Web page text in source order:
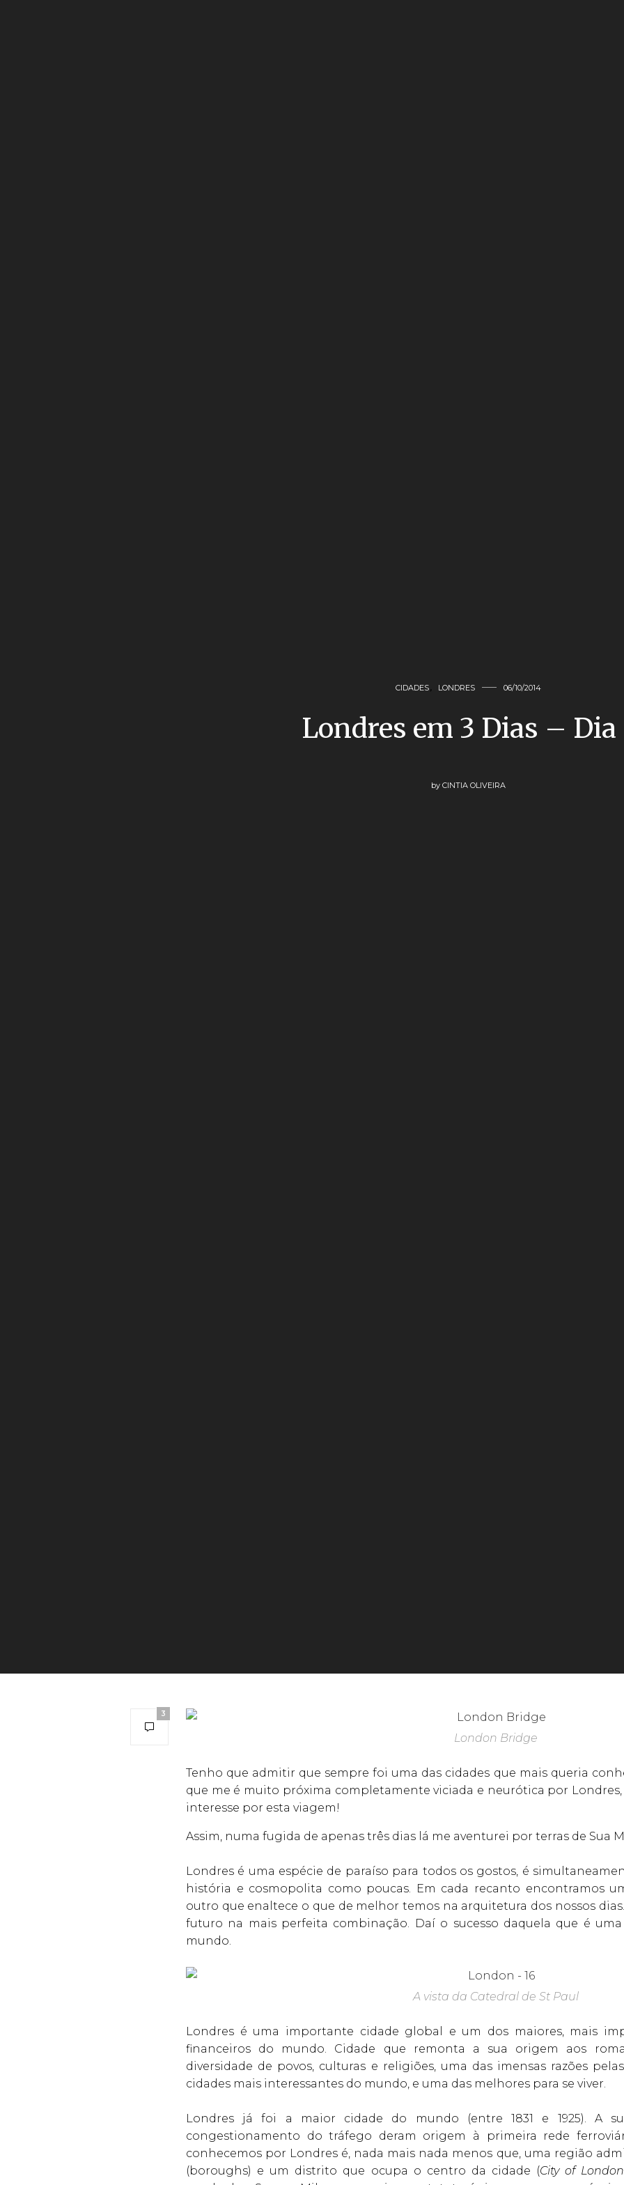
CIDADES LONDRES 06/10/2014
Londres em 3 Dias – Dia
by CINTIA OLIVEIRA
3
London Bridge
Tenho que admitir que sempre foi uma das cidades que mais queria
que me é muito próxima completamente viciada e neurótica por
interesse por esta viagem!
Assim, numa fugida de apenas três dias lá me aventurei por terras de Sua
Londres é uma espécie de paraíso para todos os gostos, é
história e cosmopolita como poucas. Em cada recanto encontramos
outro que enaltece o que de melhor temos na arquitetura dos nossos
futuro na mais perfeita combinação. Daí o sucesso daquela que é
mundo.
A vista da Catedral de St Paul
Londres é uma importante cidade global e um dos maiores, mais
financeiros do mundo. Cidade que remonta a sua origem aos
diversidade de povos, culturas e religiões, uma das imensas razões
cidades mais interessantes do mundo, e uma das melhores para se viver.
Londres já foi a maior cidade do mundo (entre 1831 e 1925). A
congestionamento do tráfego deram origem à primeira rede
conhecemos por Londres é, nada mais nada menos que, uma região
(boroughs) e um distrito que ocupa o centro da cidade (City of London